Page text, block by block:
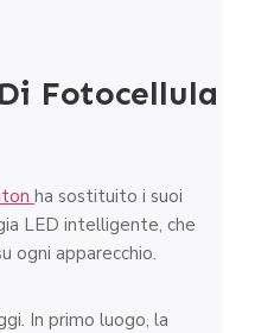
Fotocellula
ha sostituito i suoi
LED intelligente, che
ogni apparecchio.
In primo luogo, la